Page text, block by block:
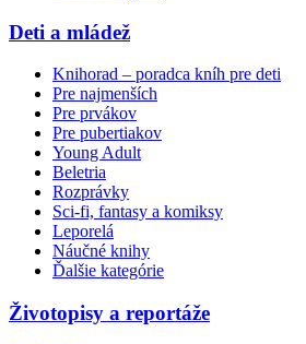
Deti a mládež
Knihorad – poradca kníh pre deti
Pre najmenších
Pre prvákov
Pre pubertiakov
Young Adult
Beletria
Rozprávky
Sci-fi, fantasy a komiksy
Leporelá
Náučné knihy
Ďalšie kategórie
Životopisy a reportáže